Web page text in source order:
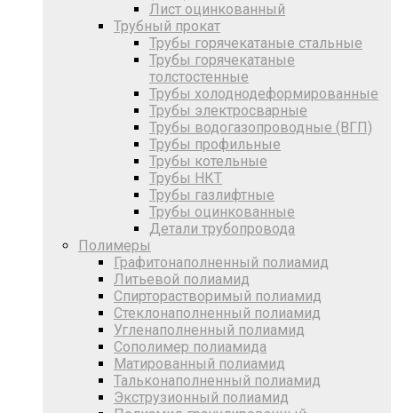
Лист оцинкованный
Трубный прокат
Трубы горячекатаные стальные
Трубы горячекатаные
толстостенные
Трубы холоднодеформированные
Трубы электросварные
Трубы водогазопроводные (ВГП)
Трубы профильные
Трубы котельные
Трубы НКТ
Трубы газлифтные
Трубы оцинкованные
Детали трубопровода
Полимеры
Графитонаполненный полиамид
Литьевой полиамид
Спирторастворимый полиамид
Стеклонаполненный полиамид
Угленаполненный полиамид
Сополимер полиамида
Матированный полиамид
Тальконаполненный полиамид
Экструзионный полиамид